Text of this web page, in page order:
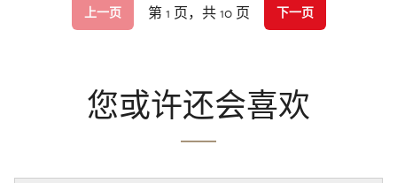
上一页 第 1 页，共 10 页 下一页
您或许还会喜欢